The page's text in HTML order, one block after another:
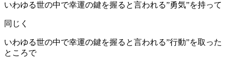
いわゆる世の中で幸運の鍵を握ると言われる”勇気”を持って
同じく
いわゆる世の中で幸運の鍵を握ると言われる”行動”を取った
ところで